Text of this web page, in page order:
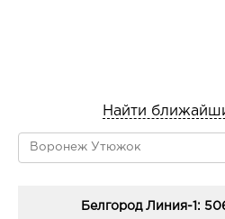
Найти
Белгород Линия-1: